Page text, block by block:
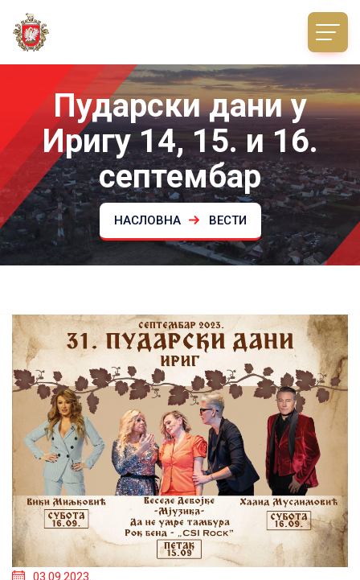
Пударски дани у
Иригу 14, 15. и 16.
септембар
НАСЛОВНА ВЕСТИ
03.09.2023.